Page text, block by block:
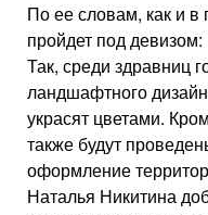
По ее словам, как и в
пройдет под
Так, среди здравниц
ландшафтного
украсят цветами.
также будут
оформление
Наталья Никитина